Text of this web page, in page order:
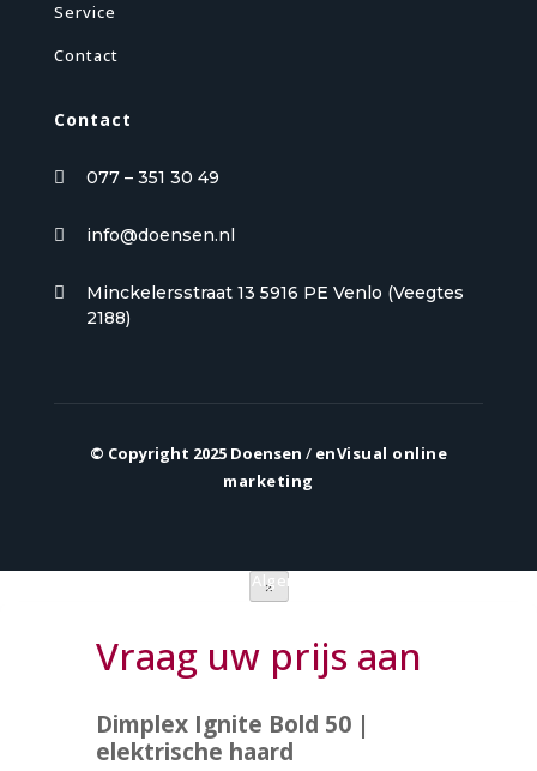
Service
Contact
Contact
 077 – 351 30 49
 info@doensen.nl

Minckelersstraat 13 5916 PE Venlo (Veegtes
2188)
© Copyright 2025 Doensen / enVisual online
marketing
Algemene voorwaarden
×
Vraag uw prijs aan
Dimplex Ignite Bold 50 |
elektrische haard